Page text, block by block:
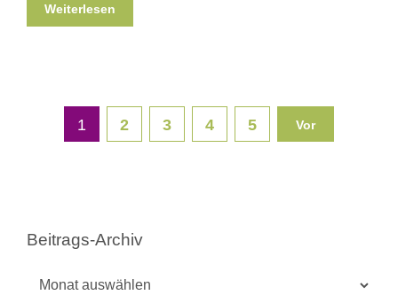
Weiterlesen
1 2 3 4 5 Vor
Beitrags-Archiv